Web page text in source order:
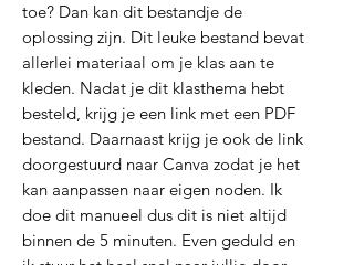
toe? Dan kan dit bestandje de
oplossing zijn. Dit leuke bestand bevat
allerlei materiaal om je klas aan te
kleden. Nadat je dit klasthema hebt
besteld, krijg je een link met een PDF
bestand. Daarnaast krijg je ook de link
doorgestuurd naar Canva zodat je het
kan aanpassen naar eigen noden. Ik
doe dit manueel dus dit is niet altijd
binnen de 5 minuten. Even geduld en